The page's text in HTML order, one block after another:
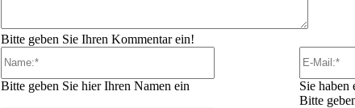
Bitte geben Sie Ihren Kommentar ein!
Bitte geben Sie hier Ihren Namen ein
Sie haben
Bitte